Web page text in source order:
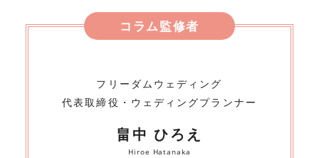
コラム監修者
フリーダムウェディング
代表取締役・ウェディングプランナー
畠中 ひろえ
Hiroe Hatanaka